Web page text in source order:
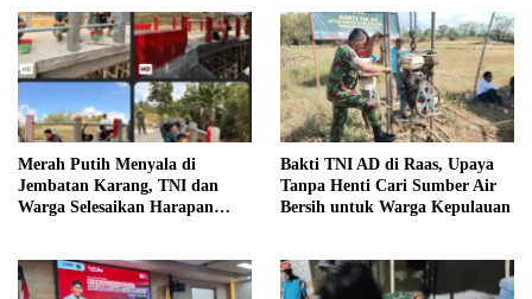
Merah Putih Menyala di
Jembatan Karang, TNI dan
Warga Selesaikan Harapan
Bakti TNI AD di Raas, Upaya
Tanpa Henti Cari Sumber Air
Bersih untuk Warga Kepulauan